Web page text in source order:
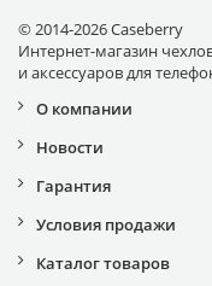
© 2014-2026 Caseberry
Интернет-магазин
и аксессуаров для
О компании
Новости
Гарантия
Условия продажи
Каталог товаров